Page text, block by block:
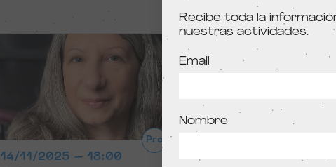
Pro
14/11/2025 – 18:00 15/11/2025 – 16:00
Recibe toda la
nuestras actividades.
Email
Nombre